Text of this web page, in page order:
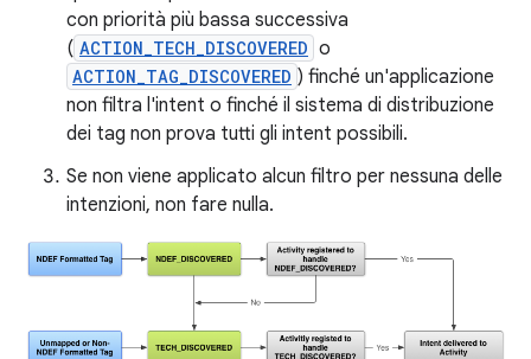
con priorità più bassa successiva
( ACTION_TECH_DISCOVERED o
ACTION_TAG_DISCOVERED ) finché un'applicazione
non filtra l'intent o finché il sistema di distribuzione
dei tag non prova tutti gli intent possibili.
Se non viene applicato alcun filtro per nessuna delle
intenzioni, non fare nulla.